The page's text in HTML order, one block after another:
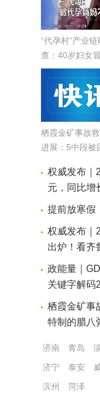
“代孕村”产业链
查：40岁妇女
中介找一个代
栖霞金矿事故
进展：5中段被
筒清障方案进
权威发布｜
元，同比增
提前放寒假
权威发布｜
出炉！看齐
政能量｜
关键字解码
栖霞金矿事
特制的腊八
济南 青岛
济宁
泰安
滨州
菏泽